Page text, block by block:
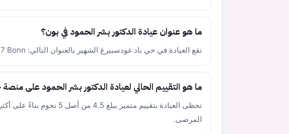
ما هو عنوان عيادة الدكتور بشر الحمود في بون؟
تقع العيادة في حي باد غودسبيرغ الشهير بالعنوان التالي: Am Kurpark 5, 53177 Bonn، ألمانيا.
ما هو التقييم الحالي لعيادة الدكتور بشر الحمود على
المرضى.